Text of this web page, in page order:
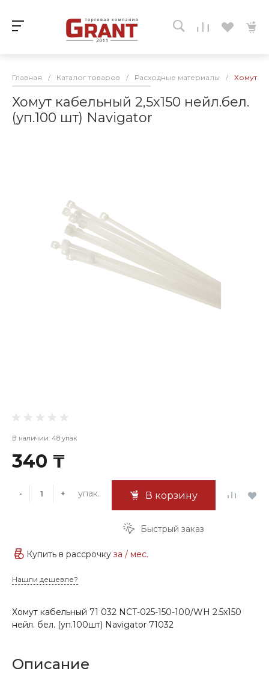
Главная / Каталог товаров / Расходные материалы / Хомут
Хомут кабельный 2,5х150 нейл.бел.
(уп.100 шт) Navigator
В наличии: 48 упак
340 ₸
- + упак. В корзину
Быстрый заказ
Купить в рассрочку за / мес.
Нашли дешевле?
Хомут кабельный 71 032 NCT-025-150-100/WH 2.5x150
нейл. бел. (уп.100шт) Navigator 71032
Описание